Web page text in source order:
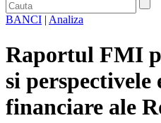
BANCI | Analiza
Raportul FMI
si perspectivele
financiare ale